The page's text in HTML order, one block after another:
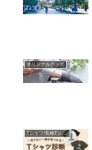
オリジナルグッズ
Tシャツ/長袖Tシャツ